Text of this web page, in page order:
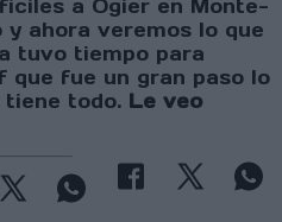
a Ogier en Monte-
ahora veremos lo que
tuvo tiempo para
que fue un gran paso lo
tiene todo. Le veo